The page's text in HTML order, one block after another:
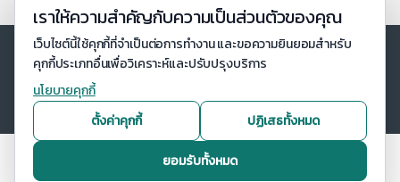
เราให้ความสำคัญกับความเป็นส่วนตัวของคุณ
เว็บไซต์นี้ใช้คุกกี้ที่จำเป็นต่อการทำงาน และขอความยินยอมสำหรับ
คุกกี้ประเภทอื่นเพื่อวิเคราะห์และปรับปรุงบริการ
นโยบายคุกกี้
ตั้งค่าคุกกี้
ปฏิเสธทั้งหมด
ยอมรับทั้งหมด